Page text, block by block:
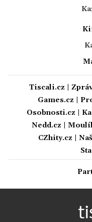
Tiscali.cz
Games.cz
Osobnosti.cz
Nedd.cz
CZhity.cz